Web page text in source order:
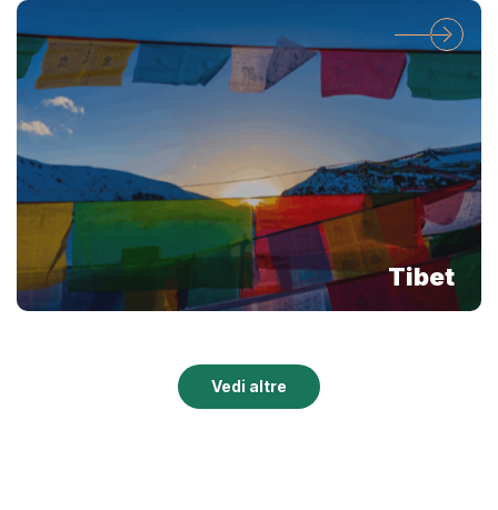
Tibet
Vedi altre